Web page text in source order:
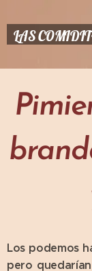
LAS
Los podemos
pero